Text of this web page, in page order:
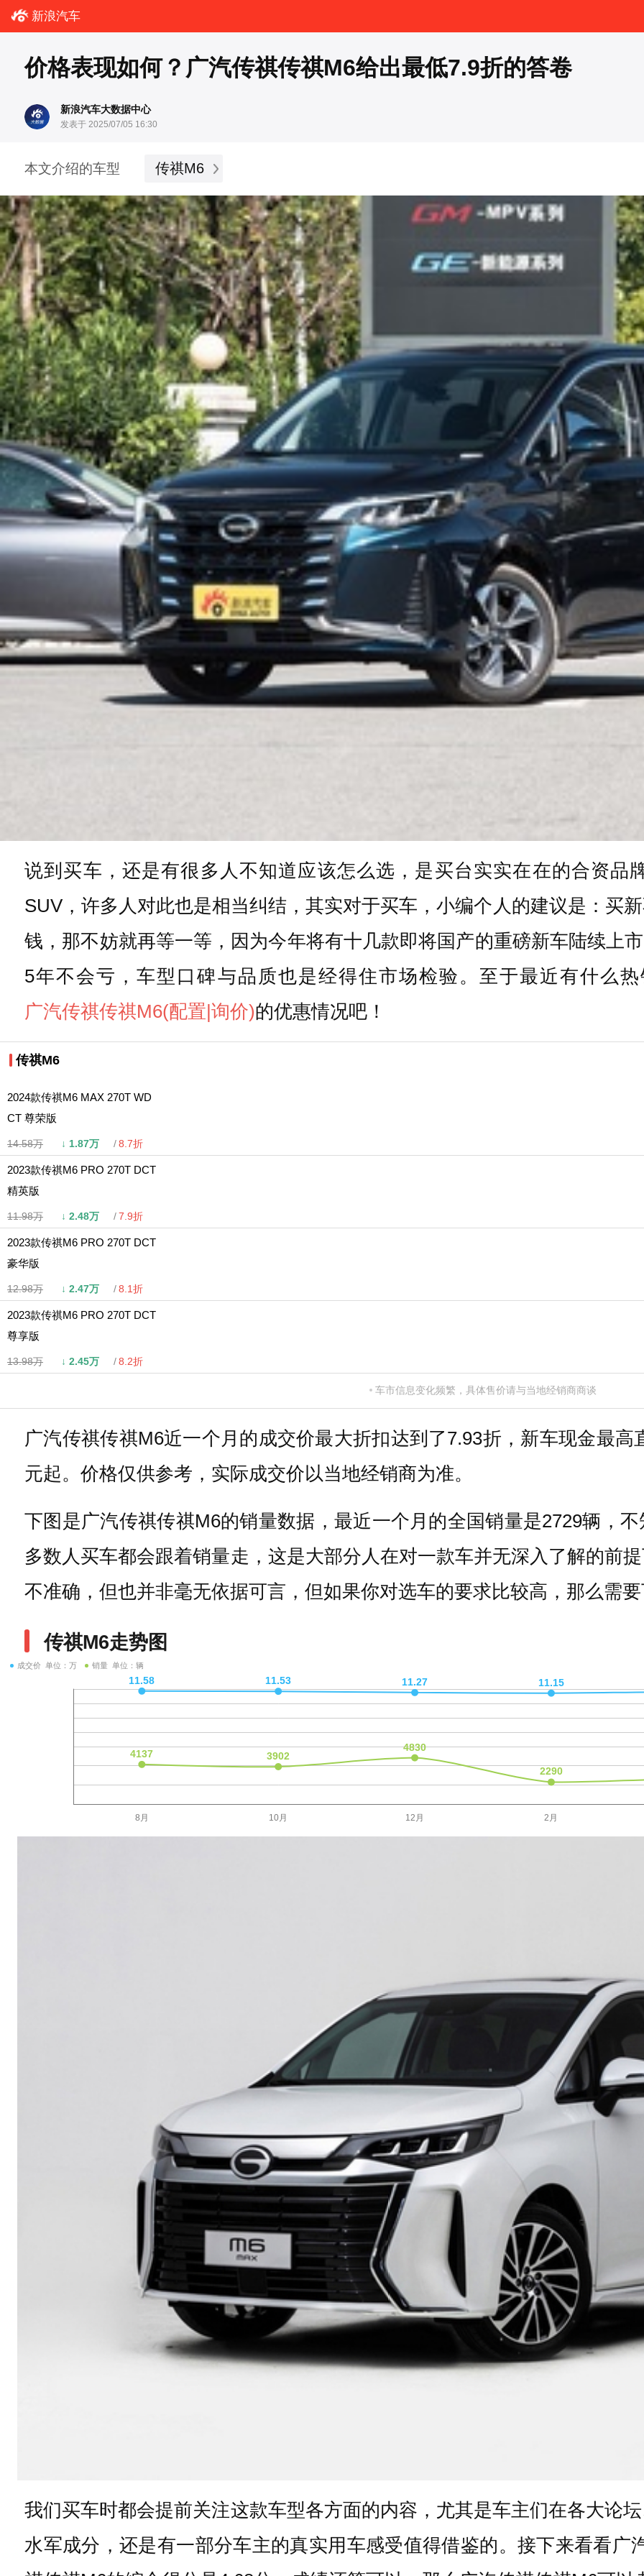
新浪汽车
价格表现如何？广汽传祺传祺M6给出最低7.9折的答卷
新浪汽车大数据中心
发表于 2025/07/05 16:30
本文介绍的车型 传祺M6
说到买车，还是有很多人不知道应该怎么选，是买台实实在在的合资品
SUV，许多人对此也是相当纠结，其实对于买车，小编个人的建议是：买
钱，那不妨就再等一等，因为今年将有十几款即将国产的重磅新车陆续上
5年不会亏，车型口碑与品质也是经得住市场检验。至于最近有什么
广汽传祺传祺M6(配置|询价)的优惠情况吧！
传祺M6
2024款传祺M6 MAX 270T WD
CT 尊荣版
14.58万 ↓ 1.87万 8.7折
2023款传祺M6 PRO 270T DCT
精英版
11.98万 ↓ 2.48万 7.9折
2023款传祺M6 PRO 270T DCT
豪华版
12.98万 ↓ 2.47万 8.1折
2023款传祺M6 PRO 270T DCT
尊享版
13.98万 ↓ 2.45万 8.2折
车市信息变化频繁，具体售价请与当地经销商商谈
广汽传祺传祺M6近一个月的成交价最大折扣达到了7.93折，新车现金最
元起。价格仅供参考，实际成交价以当地经销商为准。
下图是广汽传祺传祺M6的销量数据，最近一个月的全国销量是2729辆，
多数人买车都会跟着销量走，这是大部分人在对一款车并无深入了解的前
不准确，但也并非毫无依据可言，但如果你对选车的要求比较高，那么需
传祺M6走势图
成交价 单位：万 销量 单位：辆
我们买车时都会提前关注这款车型各方面的内容，尤其是车主们在各大论
水军成分，还是有一部分车主的真实用车感受值得借鉴的。接下来看看广